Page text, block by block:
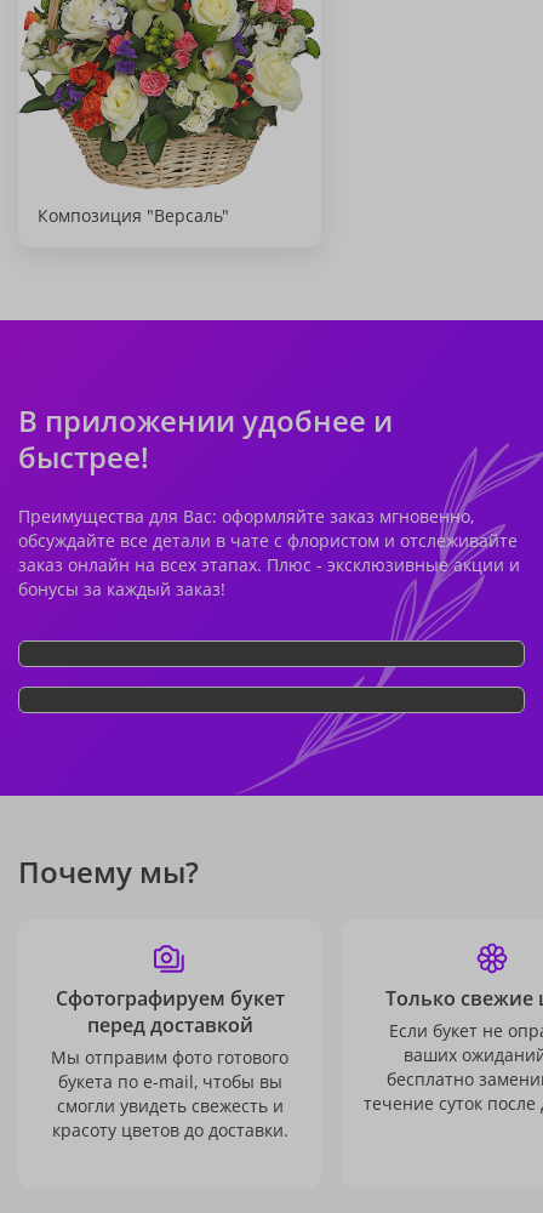
Композиция "Версаль"
В приложении удобнее и
быстрее!
Преимущества для Вас: оформляйте заказ мгновенно,
обсуждайте все детали в чате с флористом и отслеживайте
заказ онлайн на всех этапах. Плюс - эксклюзивные акции и
бонусы за каждый заказ!
Почему мы?
Сфотографируем букет
перед доставкой
Мы отправим фото готового
букета по e-mail, чтобы вы
смогли увидеть свежесть и
красоту цветов до доставки.
Только свежие
Если букет не
ваших
бесплатно
течение суток после